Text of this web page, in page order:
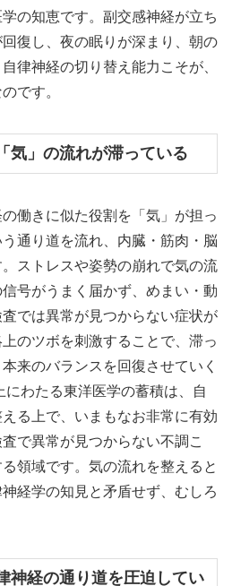
の知恵です。副交感神経が立ち
回復し、夜の眠りが深まり、朝の
律神経の切り替え能力こそが、
です。
気」の流れが滞っている
働きに似た役割を「気」が担っ
通り道を流れ、内臓・筋肉・脳
ストレスや姿勢の崩れで気の流
号がうまく届かず、めまい・動
では異常が見つからない症状が
のツボを刺激することで、滞っ
来のバランスを回復させていく
わたる東洋医学の蓄積は、自
る上で、いまもなお非常に有効
で異常が見つからない不調こ
領域です。気の流れを整えると
経学の知見と矛盾せず、むしろ
神経の通り道を圧迫してい